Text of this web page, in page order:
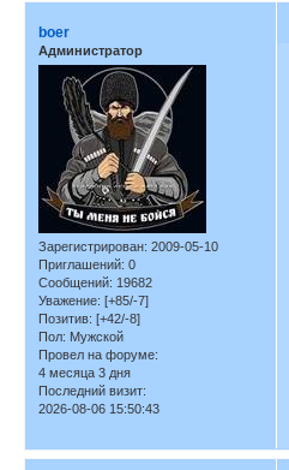
boer
Администратор
Зарегистрирован: 2009-05-10
Приглашений: 0
Сообщений: 19682
Уважение: [+85/-7]
Позитив: [+42/-8]
Пол: Мужской
Провел на форуме:
4 месяца 3 дня
Последний визит:
2026-08-06 15:50:43